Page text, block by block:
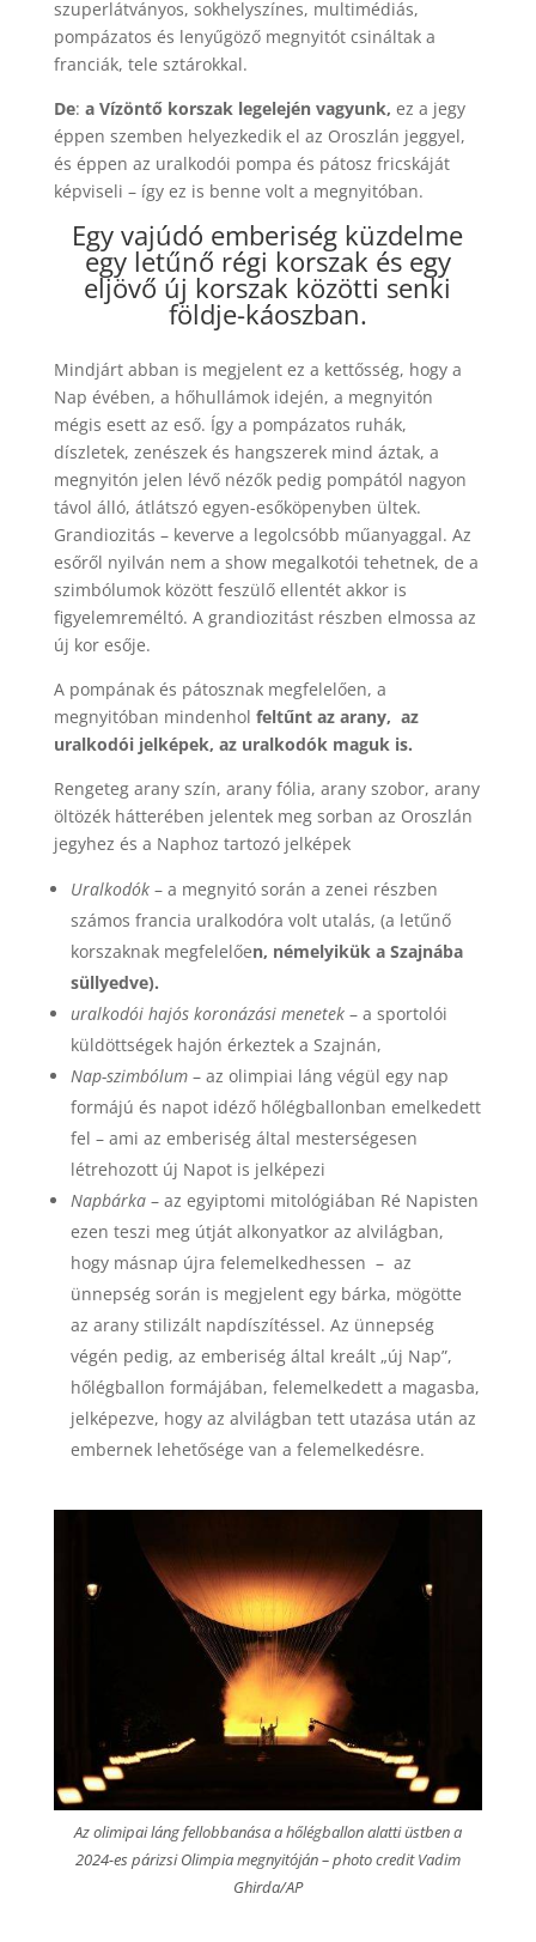
szuperlátványos, sokhelyszínes, multimédiás,
pompázatos és lenyűgöző megnyitót csináltak a
franciák, tele sztárokkal.
De: a Vízöntő korszak legelején vagyunk, ez a jegy
éppen szemben helyezkedik el az Oroszlán jeggyel,
és éppen az uralkodói pompa és pátosz fricskáját
képviseli – így ez is benne volt a megnyitóban.
Egy vajúdó emberiség küzdelme
egy letűnő régi korszak és egy
eljövő új korszak közötti senki
földje-káoszban.
Mindjárt abban is megjelent ez a kettősség, hogy a
Nap évében, a hőhullámok idején, a megnyitón
mégis esett az eső. Így a pompázatos ruhák,
díszletek, zenészek és hangszerek mind áztak, a
megnyitón jelen lévő nézők pedig pompától nagyon
távol álló, átlátszó egyen-esőköpenyben ültek.
Grandiozitás – keverve a legolcsóbb műanyaggal. Az
esőről nyilván nem a show megalkotói tehetnek, de a
szimbólumok között feszülő ellentét akkor is
figyelemreméltó. A grandiozitást részben elmossa az
új kor esője.
A pompának és pátosznak megfelelően, a
megnyitóban mindenhol feltűnt az arany, az
uralkodói jelképek, az uralkodók maguk is.
Rengeteg arany szín, arany fólia, arany szobor, arany
öltözék hátterében jelentek meg sorban az Oroszlán
jegyhez és a Naphoz tartozó jelképek
Uralkodók – a megnyitó során a zenei részben
számos francia uralkodóra volt utalás, (a letűnő
korszaknak megfelelően, némelyikük a Szajnába
süllyedve).
uralkodói hajós koronázási menetek– a sportolói
küldöttségek hajón érkeztek a Szajnán,
Nap-szimbólum– az olimpiai láng végül egy nap
formájú és napot idéző hőlégballonban emelkedett
fel – ami az emberiség által mesterségesen
létrehozott új Napot is jelképezi
Napbárka– az egyiptomi mitológiában Ré Napisten
ezen teszi meg útját alkonyatkor az alvilágban,
hogy másnap újra felemelkedhessen – az
ünnepség során is megjelent egy bárka, mögötte
az arany stilizált napdíszítéssel. Az ünnepség
végén pedig, az emberiség által kreált „új Nap”,
hőlégballon formájában, felemelkedett a magasba,
jelképezve, hogy az alvilágban tett utazása után az
embernek lehetősége van a felemelkedésre.
Az olimipai láng fellobbanása a hőlégballon alatti üstben a
2024-es párizsi Olimpia megnyitóján – photo credit Vadim
Ghirda/AP